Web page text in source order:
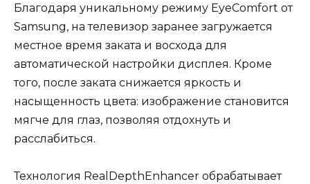
Благодаря уникальному режиму EyeComfort от
Samsung, на телевизор заранее загружается
местное время заката и восхода для
автоматической настройки дисплея. Кроме
того, после заката снижается яркость и
насыщенность цвета: изображение становится
мягче для глаз, позволяя отдохнуть и
расслабиться.
Технология RealDepthEnhancer обрабатывает